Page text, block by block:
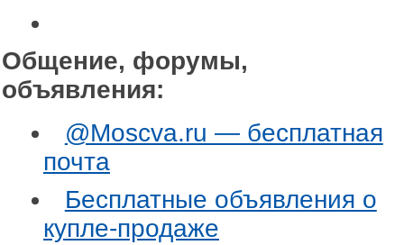
Общение, форумы,
объявления:
@Moscva.ru — бесплатная
почта
Бесплатные объявления о
купле-продаже